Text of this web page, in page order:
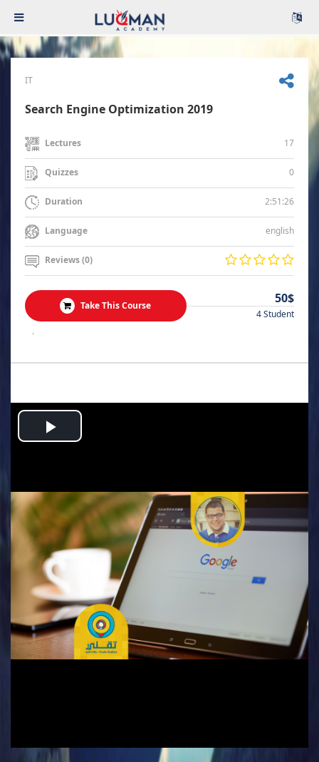
IT
Search Engine Optimization 2019
Lectures 17
Quizzes 0
Duration 2:51:26
Language english
Reviews (0)
Take This Course 50$
4 Student
.
Play